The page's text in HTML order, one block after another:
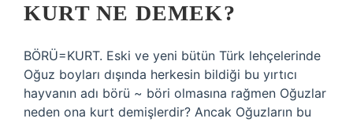
KURT NE DEMEK?
BÖRÜ=KURT. Eski ve yeni bütün Türk lehçelerinde
Oğuz boyları dışında herkesin bildiği bu yırtıcı
hayvanın adı börü ~ böri olmasına rağmen Oğuzlar
neden ona kurt demişlerdir? Ancak Oğuzların bu